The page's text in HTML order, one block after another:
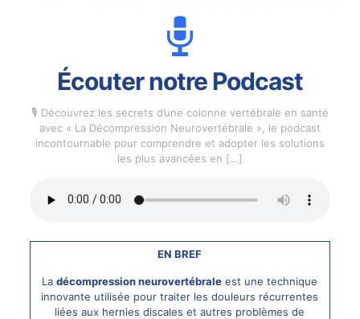
Écouter notre Podcast
🎙️ Découvrez les secrets d’une colonne vertébrale en santé
avec « La Décompression Neurovertébrale », le podcast
incontournable pour comprendre et adopter les solutions
les plus avancées en […]
EN BREF
Ladécompression neurovertébrale est une technique
innovante utilisée pour traiter les douleurs récurrentes
liées aux hernies discales et autres problèmes de